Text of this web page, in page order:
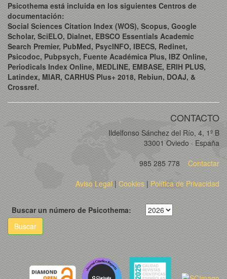
Psicothema está incluida en los siguientes Centros de
documentación:
Social Sciences Citation Index (WOS), Scopus, Google
Scholar, SciELO, Dialnet, EBSCO Essentials Academic
Search Premier, PubMed, PsycINFO, IBECS, Redinet,
Psicodoc, Pubpsych, Fuente Académica Plus, IBZ Online,
Periodicals Index Online, MEDLINE, EMBASE, ERIH PLUS,
Latindex, MIAR, CARHUS Plus+ 2018, Rebiun, DOAJ, &
Crossref.
CONTACTO
Ildelfonso Sánchez del Río, 4, 1º B
33001 Oviedo · España
985 285 778
Contactar
Aviso Legal| Cookies | Política de Privacidad
Buscar un número de Psicothema:
Buscar